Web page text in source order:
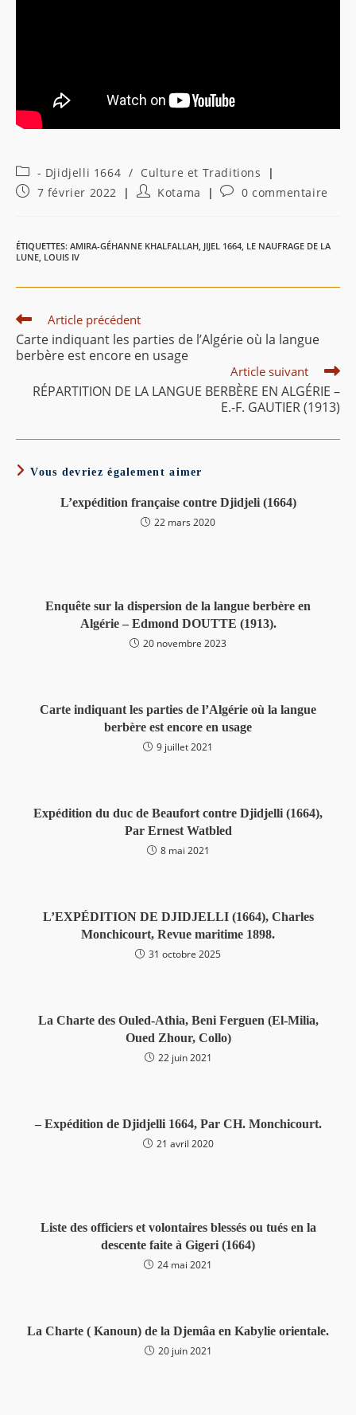
Post
category:
- Djidjelli 1664 / Culture et Traditions
Publication
7 février 2022
Auteur/autrice
Kotama
Commentaires
0 commentaire
ÉTIQUETTES: AMIRA-GÉHANNE KHALFALLAH, JIJEL 1664, LE NAUFRAGE DE LA
LUNE, LOUIS IV
Read
more
articles
Article précédent
Carte indiquant les parties de l’Algérie où la langue
berbère est encore en usage
Article suivant
RÉPARTITION DE LA LANGUE BERBÈRE EN ALGÉRIE –
E.-F. GAUTIER (1913)
Vous devriez également aimer
L’expédition française contre Djidjeli (1664)
22 mars 2020
Enquête sur la dispersion de la langue berbère en
Algérie – Edmond DOUTTE (1913).
20 novembre 2023
Carte indiquant les parties de l’Algérie où la langue
berbère est encore en usage
9 juillet 2021
Expédition du duc de Beaufort contre Djidjelli (1664),
Par Ernest Watbled
8 mai 2021
L’EXPÉDITION DE DJIDJELLI (1664), Charles
Monchicourt, Revue maritime 1898.
31 octobre 2025
La Charte des Ouled-Athia, Beni Ferguen (El-Milia,
Oued Zhour, Collo)
22 juin 2021
– Expédition de Djidjelli 1664, Par CH. Monchicourt.
21 avril 2020
Liste des officiers et volontaires blessés ou tués en la
descente faite à Gigeri (1664)
24 mai 2021
La Charte ( Kanoun) de la Djemâa en Kabylie orientale.
20 juin 2021